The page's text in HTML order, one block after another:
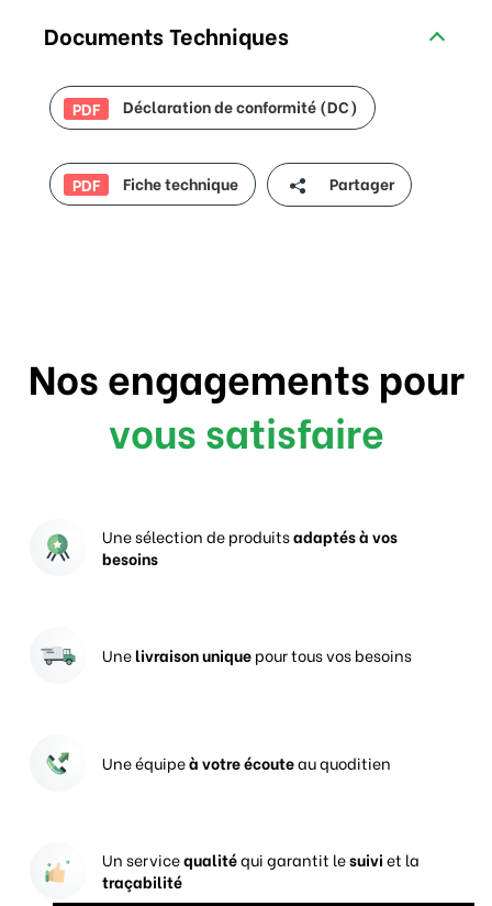
Documents Techniques
PDF Déclaration de conformité (DC)
PDF Fiche technique Partager
Nos engagements pour
vous satisfaire
Une sélection de produitsadaptés à vos
besoins
Unelivraison uniquepour tous vos besoins
Une équipeà votre écouteau quoditien
Un servicequalitéqui garantit lesuiviet la
traçabilité